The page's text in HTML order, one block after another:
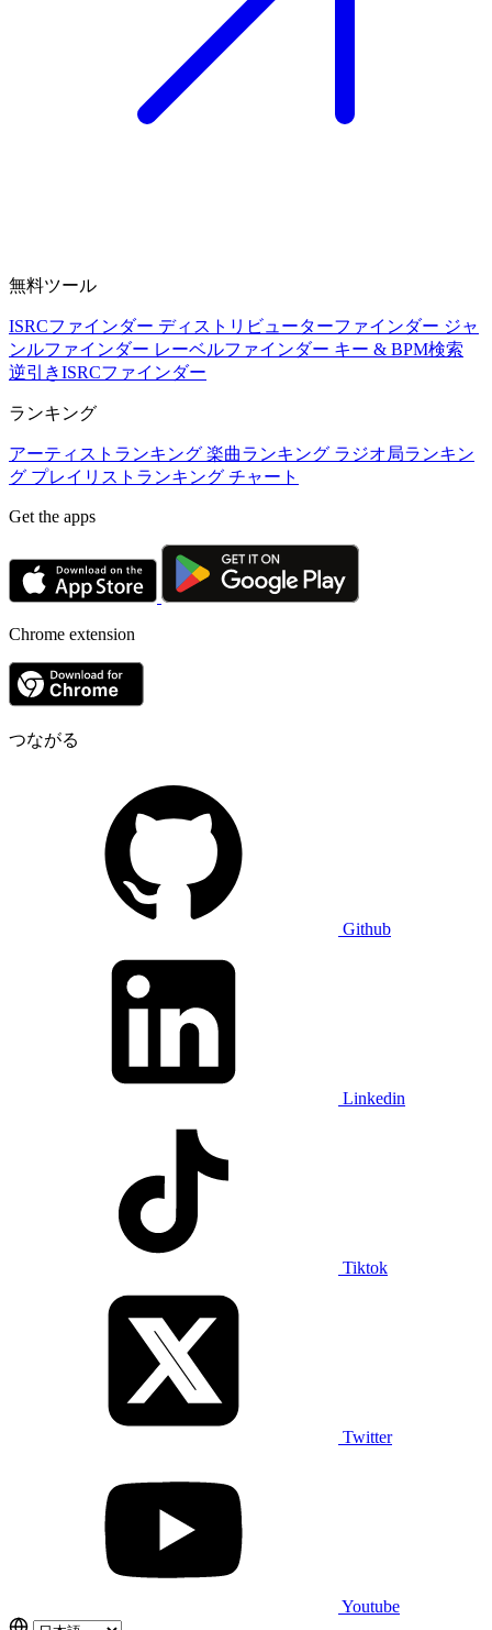
無料ツール
ISRCファインダー ディストリビューターファインダー ジャ
ンルファインダー レーベルファインダー キー & BPM検索
逆引きISRCファインダー
ランキング
アーティストランキング 楽曲ランキング ラジオ局ランキン
グ プレイリストランキング チャート
Get the apps
Chrome extension
つながる
Github
Linkedin
Tiktok
Twitter
Youtube